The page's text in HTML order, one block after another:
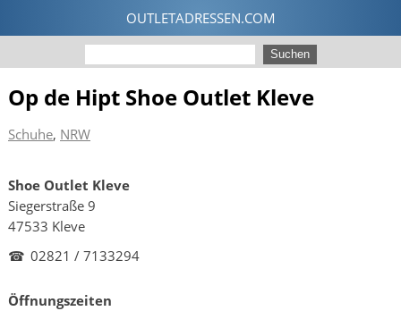
Op de Hipt Shoe Outlet Kleve
Schuhe, NRW
Shoe Outlet Kleve
Siegerstraße 9
47533 Kleve
☎ 02821 / 7133294
Öffnungszeiten